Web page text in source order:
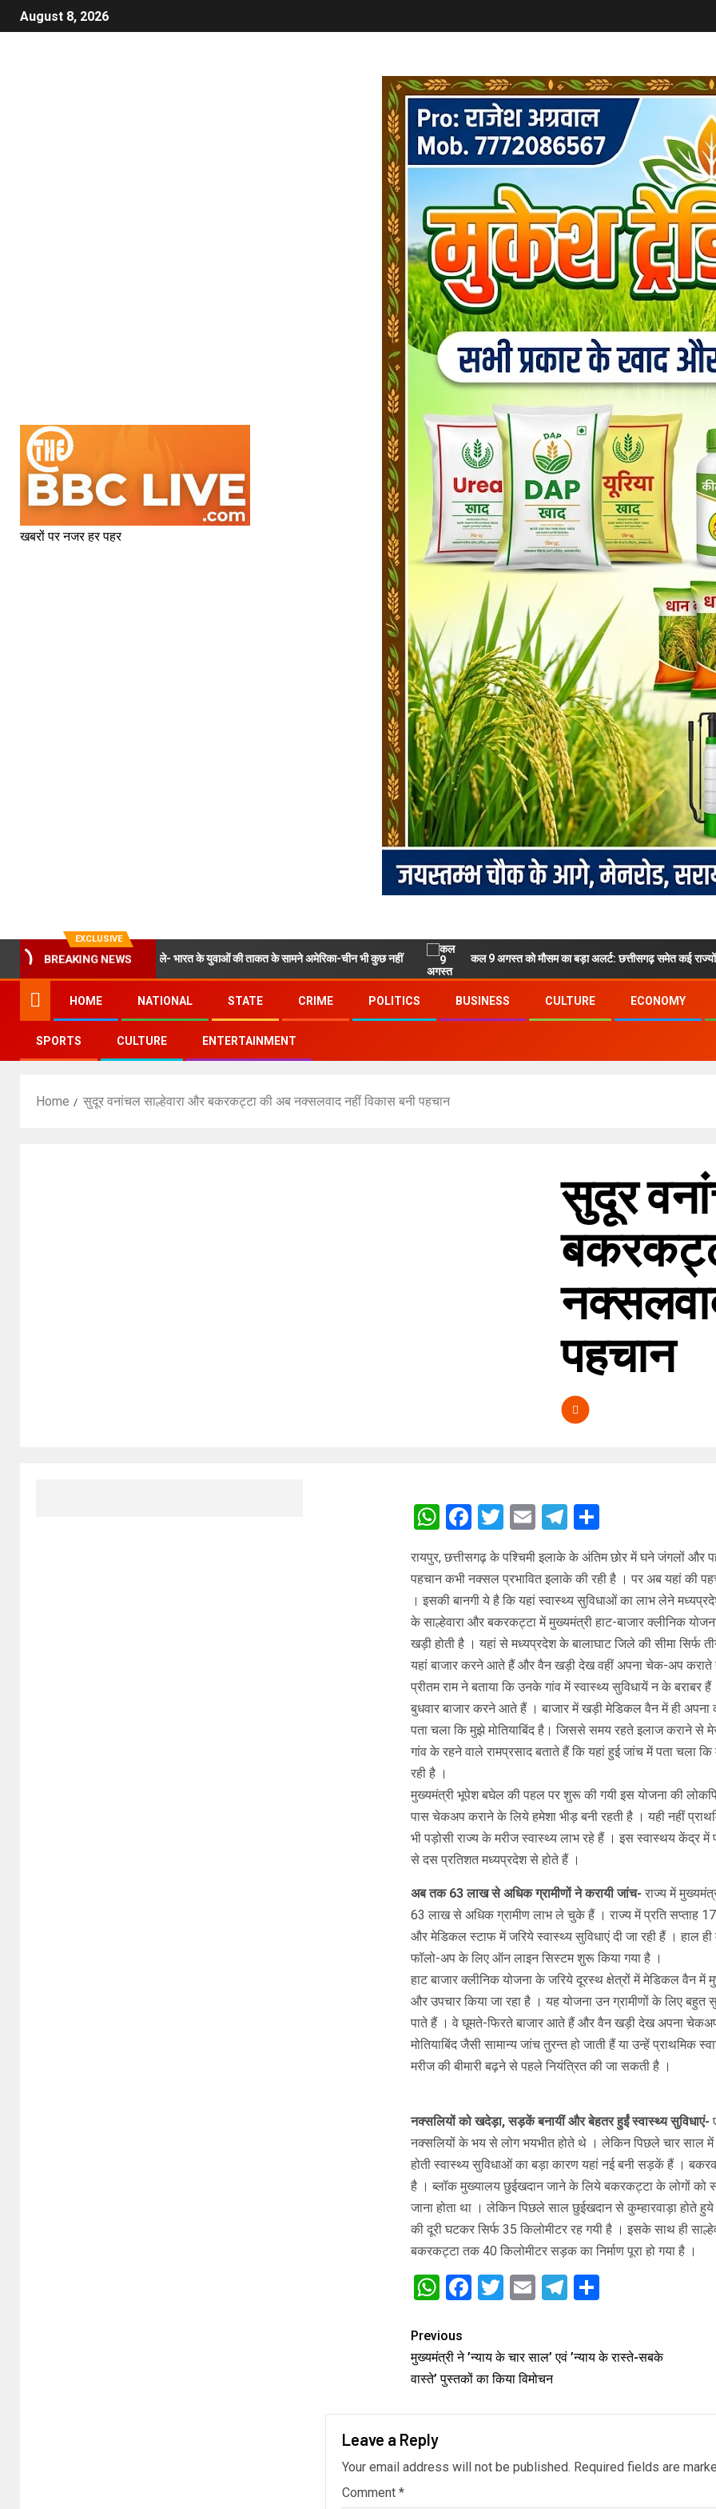
August 8, 2026
खबरों पर नजर हर पहर
EXCLUSIVE
BREAKING NEWS
का छात्रों से संवाद, बोले- भारत के युवाओं की ताकत के सामने अमेरिका-चीन भी कुछ नहीं कल 9 अगस्त को मौसम का बड़ा अलर्ट: छत्तीसगढ़ समेत कई राज्यों में भारी बारिश,
HOME NATIONAL STATE CRIME POLITICS BUSINESS CULTURE ECONOMY
SPORTS CULTURE ENTERTAINMENT
Home सुदूर वनांचल साल्हेवारा और बकरकट्टा की अब नक्सलवाद नहीं विकास बनी पहचान
सुदूर
पहचान
WhatsApp
Facebook
Twitter
EmailTelegram
Share
रायपुर, छत्तीसगढ़ के पश्चिमी इलाके के अंतिम छोर में घने जंगलों और
पहचान कभी नक्सल प्रभावित इलाके की रही है । पर अब यहां की
। इसकी बानगी ये है कि यहां स्वास्थ्य सुविधाओं का लाभ लेने
के साल्हेवारा और बकरकट्टा में मुख्यमंत्री हाट-बाजार क्लीनिक
खड़ी होती है । यहां से मध्यप्रदेश के बालाघाट जिले की सीमा सिर्फ
यहां बाजार करने आते हैं और वैन खड़ी देख वहीं अपना चेक-अप कराते
प्रीतम राम ने बताया कि उनके गांव में स्वास्थ्य सुविधायें न के बराबर
बुधवार बाजार करने आते हैं । बाजार में खड़ी मेडिकल वैन में ही
पता चला कि मुझे मोतियाबिंद है। जिससे समय रहते इलाज कराने से
गांव के रहने वाले रामप्रसाद बताते हैं कि यहां हुई जांच में पता चला कि
रही है ।
मुख्यमंत्री भूपेश बघेल की पहल पर शुरू की गयी इस योजना की
पास चेकअप कराने के लिये हमेशा भीड़ बनी रहती है । यही नहीं
भी पड़ोसी राज्य के मरीज स्वास्थ्य लाभ रहे हैं । इस स्वास्थय
से दस प्रतिशत मध्यप्रदेश से होते हैं ।
अब तक 63 लाख से अधिक ग्रामीणों ने करायी जांच- राज्य में
63 लाख से अधिक ग्रामीण लाभ ले चुके हैं । राज्य में प्रति सप्ताह
और मेडिकल स्टाफ में जरिये स्वास्थ्य सुविधाएं दी जा रही हैं । हाल
फॉलो-अप के लिए ऑन लाइन सिस्टम शुरू किया गया है ।
हाट बाजार क्लीनिक योजना के जरिये दूरस्थ क्षेत्रों में मेडिकल वैन
और उपचार किया जा रहा है । यह योजना उन ग्रामीणों के लिए बहुत
पाते हैं । वे घूमते-फिरते बाजार आते हैं और वैन खड़ी देख अपना चेकअप
मोतियाबिंद जैसी सामान्य जांच तुरन्त हो जाती हैं या उन्हें
मरीज की बीमारी बढ़ने से पहले नियंत्रित की जा सकती है ।
नक्सलियों को खदेड़ा, सड़कें बनायीं और बेहतर हुईं स्वास्थ्य सुविधाएं-
नक्सलियों के भय से लोग भयभीत होते थे । लेकिन पिछले चार साल
होती स्वास्थ्य सुविधाओं का बड़ा कारण यहां नई बनी सड़कें हैं ।
है । ब्लॉक मुख्यालय छुईखदान जाने के लिये बकरकट्टा के लोगों को
जाना होता था । लेकिन पिछले साल छुईखदान से कुम्हारवाड़ा
की दूरी घटकर सिर्फ 35 किलोमीटर रह गयी है । इसके साथ ही
बकरकट्टा तक 40 किलोमीटर सड़क का निर्माण पूरा हो गया है ।
WhatsApp
Facebook
Twitter
EmailTelegram
Share
Previous
मुख्यमंत्री ने ’न्याय के चार साल’ एवं ’न्याय के रास्ते-सबके
वास्ते’ पुस्तकों का किया विमोचन
Leave a Reply
Your email address will not be published. Required fields are
Comment *